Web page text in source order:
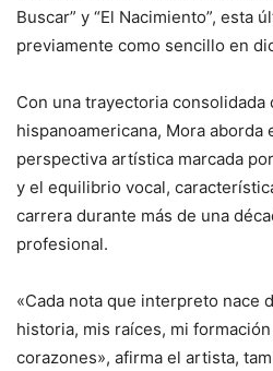
Buscar” y “El Nacimiento”, esta
previamente como sencillo en
Con una trayectoria consolidada
hispanoamericana, Mora
perspectiva artística marcada
y el equilibrio vocal,
carrera durante más de una
profesional.
«Cada nota que interpreto nace
historia, mis raíces, mi
corazones», afirma el artista,